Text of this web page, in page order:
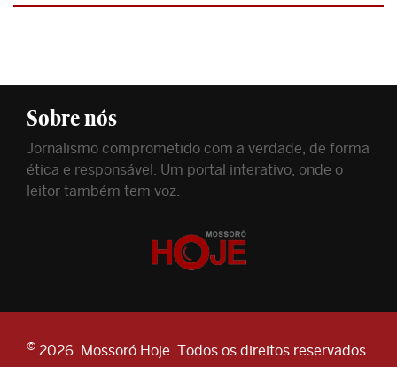
Sobre nós
Jornalismo comprometido com a verdade, de forma
ética e responsável. Um portal interativo, onde o
leitor também tem voz.
© 2026. Mossoró Hoje. Todos os direitos reservados.